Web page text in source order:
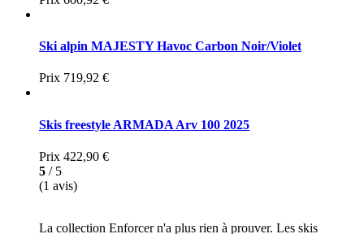
Ski alpin MAJESTY Havoc Carbon Noir/Violet
Prix 719,92 €
Skis freestyle ARMADA Arv 100 2025
Prix 422,90 €
5 / 5
(1 avis)
La collection Enforcer n'a plus rien à prouver. Les skis